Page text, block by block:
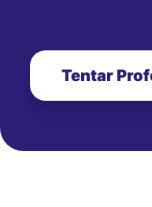
Tentar